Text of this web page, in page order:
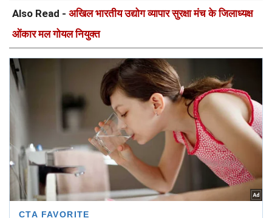
Also Read - अखिल भारतीय उद्योग व्यापार सुरक्षा मंच के जिलाध्यक्ष
ओंकार मल गोयल नियुक्त